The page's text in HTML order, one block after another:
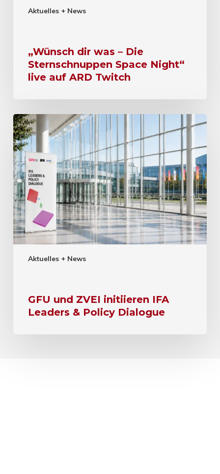
Aktuelles + News
„Wünsch dir was – Die
Sternschnuppen Space Night“
live auf ARD Twitch
Aktuelles + News
GFU und ZVEI initiieren IFA
Leaders & Policy Dialogue